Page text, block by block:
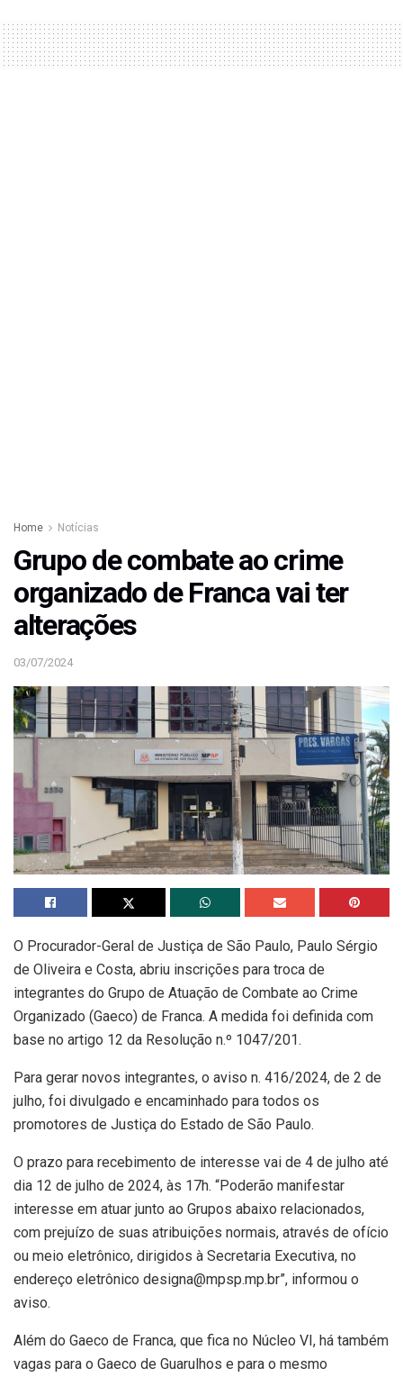
Home Notícias
Grupo de combate ao crime
organizado de Franca vai ter
alterações
03/07/2024
O Procurador-Geral de Justiça de São Paulo, Paulo Sérgio
de Oliveira e Costa, abriu inscrições para troca de
integrantes do Grupo de Atuação de Combate ao Crime
Organizado (Gaeco) de Franca. A medida foi definida com
base no artigo 12 da Resolução n.º 1047/201.
Para gerar novos integrantes, o aviso n. 416/2024, de 2 de
julho, foi divulgado e encaminhado para todos os
promotores de Justiça do Estado de São Paulo.
O prazo para recebimento de interesse vai de 4 de julho até
dia 12 de julho de 2024, às 17h. “Poderão manifestar
interesse em atuar junto ao Grupos abaixo relacionados,
com prejuízo de suas atribuições normais, através de ofício
ou meio eletrônico, dirigidos à Secretaria Executiva, no
endereço eletrônico designa@mpsp.mp.br”, informou o
aviso.
Além do Gaeco de Franca, que fica no Núcleo VI, há também
vagas para o Gaeco de Guarulhos e para o mesmo